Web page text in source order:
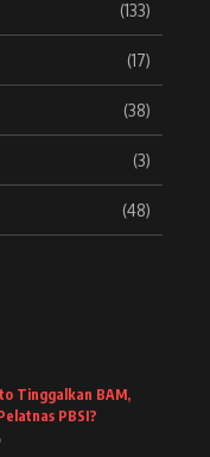
(133)
(17)
(38)
(3)
(48)
Tinggalkan BAM,
PBSI?